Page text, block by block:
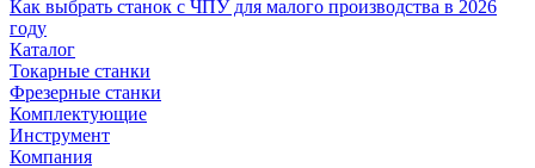
Как выбрать станок с ЧПУ для малого производства в 2026
году
Каталог
Токарные станки
Фрезерные станки
Комплектующие
Инструмент
Компания